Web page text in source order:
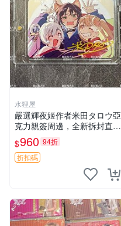
水狸屋
嚴選輝夜姬作者米田タロウ亞
克力親簽周邊，全新拆封直送
愛好者，收藏兼送禮皆宜，專
業包裝防損！限量到貨。 輝
夜姬 米田タロウ 亞克力
$960 94折
折扣碼